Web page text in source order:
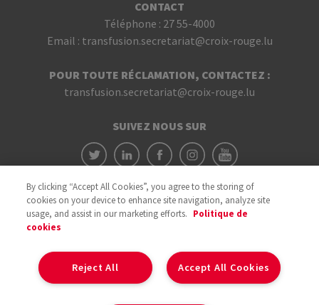
CONTACT
Téléphone : 27 55-4000
Email : transfusion.secretariat@croix-rouge.lu
POUR TOUTE RÉCLAMATION, CONTACTEZ :
transfusion.secretariat@croix-rouge.lu
SUIVEZ NOUS SUR
By clicking “Accept All Cookies”, you agree to the storing of
cookies on your device to enhance site navigation, analyze site
usage, and assist in our marketing efforts. Politique de
cookies
Accept All Cookies
Reject All